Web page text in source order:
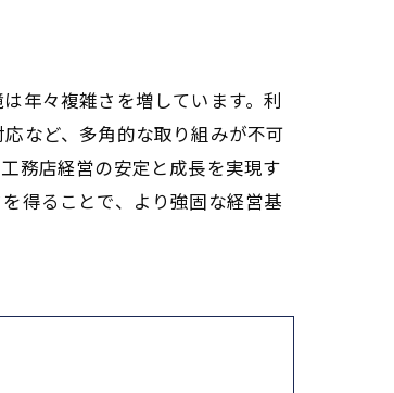
年々複雑さを増しています。利
など、多角的な取り組みが不可
務店経営の安定と成長を実現す
得ることで、より強固な経営基